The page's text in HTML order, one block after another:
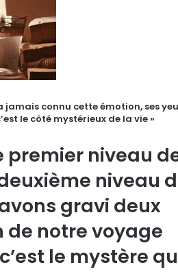
jamais connu cette émotion, ses
le côté mystérieux de la vie »
premier niveau
niveau
gravi deux
de notre voyage
le mystère